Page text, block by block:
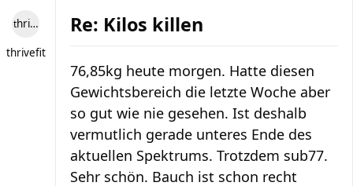
thrivefit
thrivefit
Re: Kilos killen
76,85kg heute morgen. Hatte diesen
Gewichtsbereich die letzte Woche aber
so gut wie nie gesehen. Ist deshalb
vermutlich gerade unteres Ende des
aktuellen Spektrums. Trotzdem sub77.
Sehr schön. Bauch ist schon recht